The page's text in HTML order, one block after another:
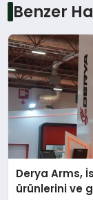
Benzer
Derya Arms,
ürünlerini ve